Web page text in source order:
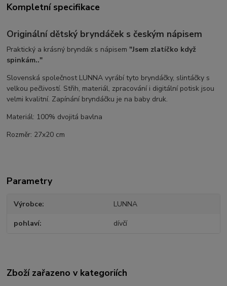
Kompletní specifikace
Originální dětský bryndáček s českým nápisem
Praktický a krásný bryndák s nápisem"Jsem zlatíčko když
spinkám.."
Slovenská společnost LUNNA vyrábí tyto bryndáčky, slintáčky s
velkou pečlivostí. Střih, materiál, zpracování i digitální potisk jsou
velmi kvalitní. Zapínání bryndáčku je na baby druk.
Materiál: 100% dvojitá bavlna
Rozměr: 27x20 cm
Parametry
Výrobce LUNNA
pohlaví dívčí
Zboží zařazeno v kategoriích